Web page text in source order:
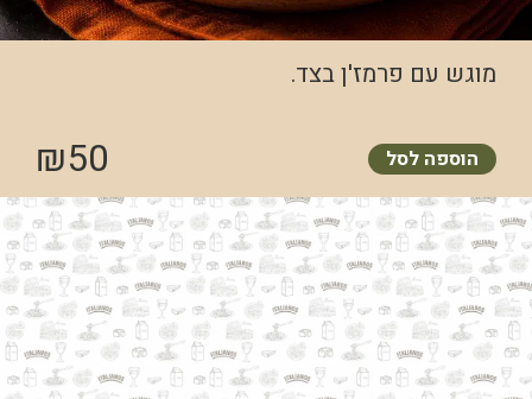
מוגש עם פרמז'ן בצד.
הוספה לסל 50
₪